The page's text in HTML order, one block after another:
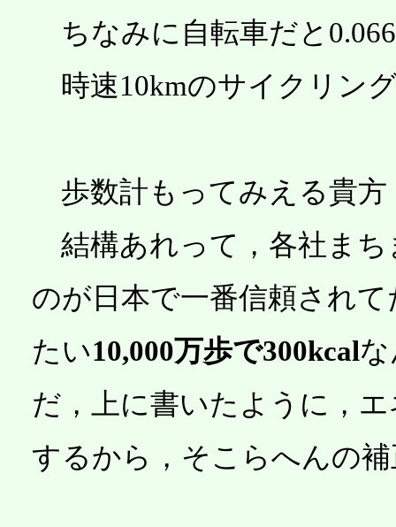
ちなみに自転車だと
時速10kmのサイクリン
歩数計もってみえる貴方
結構あれって，各社まち
のが日本で一番信頼され
たい10,000万歩で300kcalな
だ，上に書いたように，
するから，そこらへんの